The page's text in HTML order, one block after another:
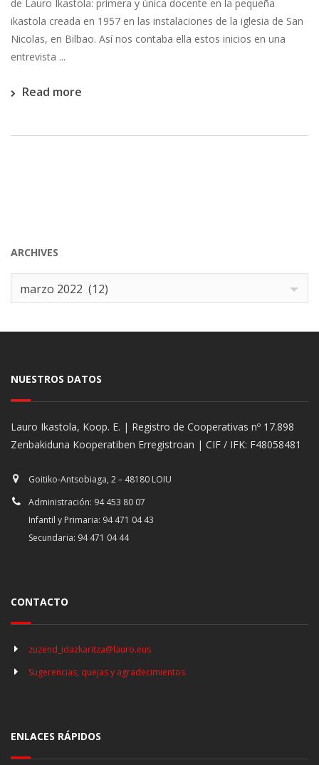
de Lauro Ikastola: primera y única docente en la pequeña
ikastola creada en 1957 en las instalaciones de la iglesia de San
Nicolas, en Bilbao. Así nos contaba ella estos inicios en una
entrevista ...
Read more
ARCHIVES
Archives
marzo 2022 (12)
NUESTROS DATOS
Lauro Ikastola, Koop. E. | Registro de Cooperativas nº 17.898
Zenbakiduna Kooperatiben Erregistroan | CIF / IFK: F48058481
Goitiko-Antsobiaga, 2 – 48180 LOIU
Administración: 94 453 80 07
Infantil y Primaria: 94 471 04 43
Secundaria: 94 471 04 44
CONTACTO
zuzend_idazkaritza@lauro.eus
Sugerencias, quejas y agradecimientos
ENLACES RÁPIDOS